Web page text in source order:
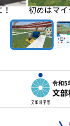
！ 初めはマ
令和5
文